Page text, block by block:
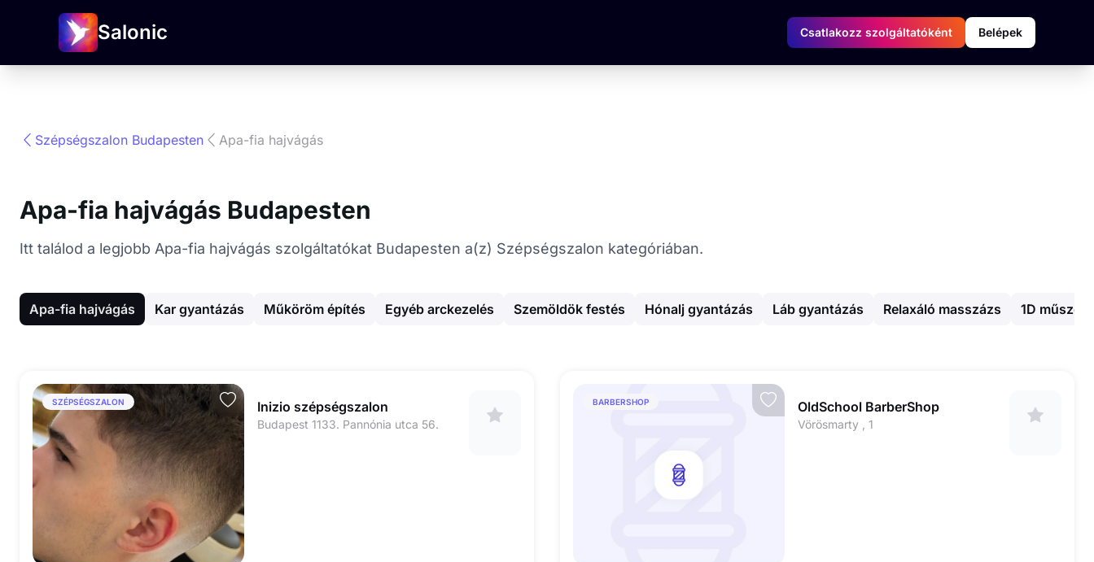
Salonic Csatlakozz szolgáltatóként Belépek
Szépségszalon Budapesten Apa-fia hajvágás
Apa-fia hajvágás Budapesten
Itt találod a legjobb Apa-fia hajvágás szolgáltatókat Budapesten a(z) Szépségszalon kategóriában.
Apa-fia hajvágás Kar gyantázás Műköröm építés Egyéb arckezelés Szemöldök festés Hónalj gyantázás Láb gyantázás Relaxáló masszázs 1D
SZÉPSÉGSZALON Inizio szépségszalon
Budapest 1133. Pannónia utca 56.
BARBERSHOP OldSchool BarberShop
Vörösmarty , 1